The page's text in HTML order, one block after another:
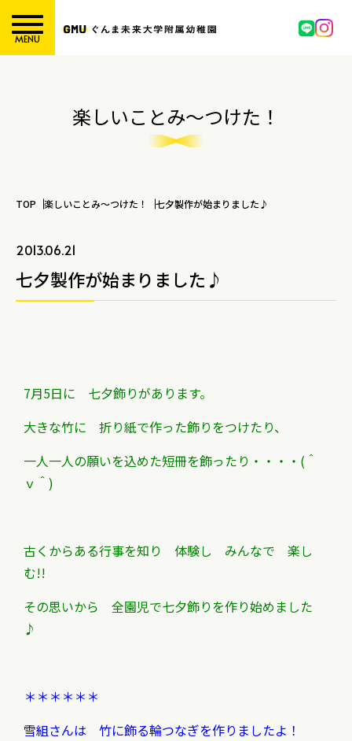
MENU
楽しいことみ～つけた！
TOP 楽しいことみ～つけた！ 七夕製作が始まりました♪
2013.06.21
七夕製作が始まりました♪
7月5日に 七夕飾りがあります。
大きな竹に 折り紙で作った飾りをつけたり、
一人一人の願いを込めた短冊を飾ったり・・・・(＾
ｖ＾)
古くからある行事を知り 体験し みんなで 楽し
む!!
その思いから 全園児で七夕飾りを作り始めました
♪
＊＊＊＊＊＊
雪組さんは 竹に飾る輪つなぎを作りましたよ！